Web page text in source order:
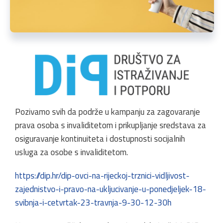
Pozivamo svih da podrže u kampanju za zagovaranje
prava osoba s invaliditetom i prikupljanje sredstava za
osiguravanje kontinuiteta i dostupnosti socijalnih
usluga za osobe s invaliditetom.
https://dip.hr/dip-ovci-na-rijeckoj-trznici-vidljivost-
zajednistvo-i-pravo-na-ukljucivanje-u-ponedjeljek-18-
svibnja-i-cetvrtak-23-travnja-9-30-12-30h